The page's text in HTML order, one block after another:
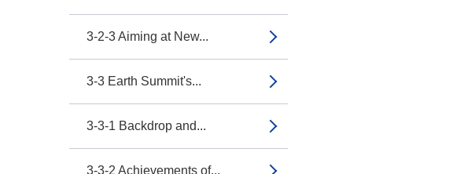
3-2-3 Aiming at New...
3-3 Earth Summit's...
3-3-1 Backdrop and...
3-3-2 Achievements of...